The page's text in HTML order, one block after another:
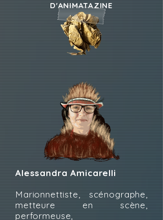
D'ANIMATAZINE
Alessandra Amicarelli
Marionnettiste, scénographe,
metteure en scène,
performeuse,